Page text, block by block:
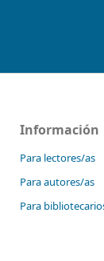
Información
Para lectores/as
Para autores/as
Para